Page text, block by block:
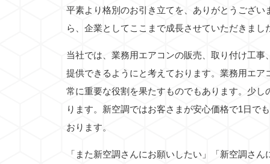
平素より格別のお引き立てを、ありがとうござ
ら、企業としてここまで成長させていただきまし
当社では、業務用エアコンの販売、取り付け工
提供できるようにと考えております。業務用エ
常に重要な役割を果たすものでもあります。少
ります。新空調ではお客さまが安心価格で1日で
おります。
「また新空調さんにお願いしたい」「新空調さ